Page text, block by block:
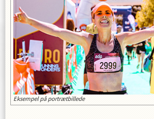
Eksempel på portrætbillede